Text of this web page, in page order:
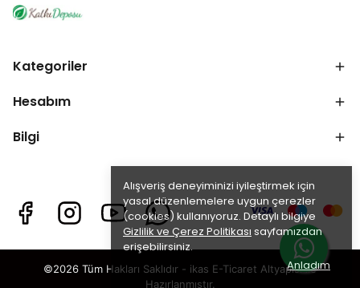
Alışveriş deneyiminizi iyileştirmek için
yasal düzenlemelere uygun çerezler
(cookies) kullanıyoruz. Detaylı bilgiye
Gizlilik ve Çerez Politikası sayfamızdan
erişebilirsiniz.
Anladım
Kategoriler
Hesabım
Bilgi
©2026 Tüm Hakları Saklıdır - ikas E-Ticaret Altyapısı ile
Hazırlanmıştır.